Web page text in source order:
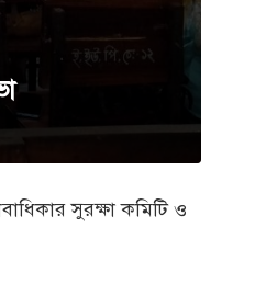
সুরক্ষা কমিটি ও